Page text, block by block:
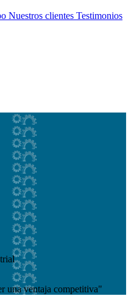
Nuestros clientes Testimonios
una ventaja competitiva"